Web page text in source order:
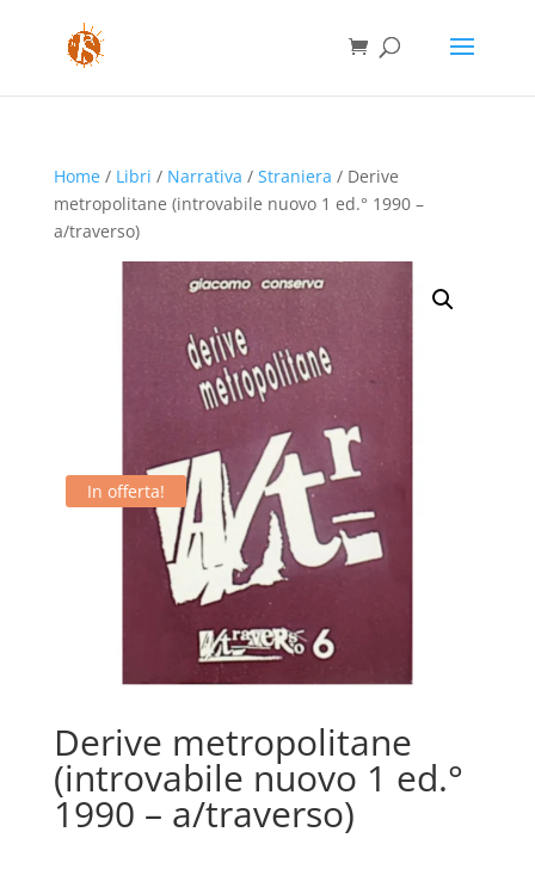
Home/ Libri / Narrativa / Straniera / Derive
metropolitane (introvabile nuovo 1 ed.° 1990 –
a/traverso)
In offerta!
Derive metropolitane
(introvabile nuovo 1 ed.°
1990 – a/traverso)